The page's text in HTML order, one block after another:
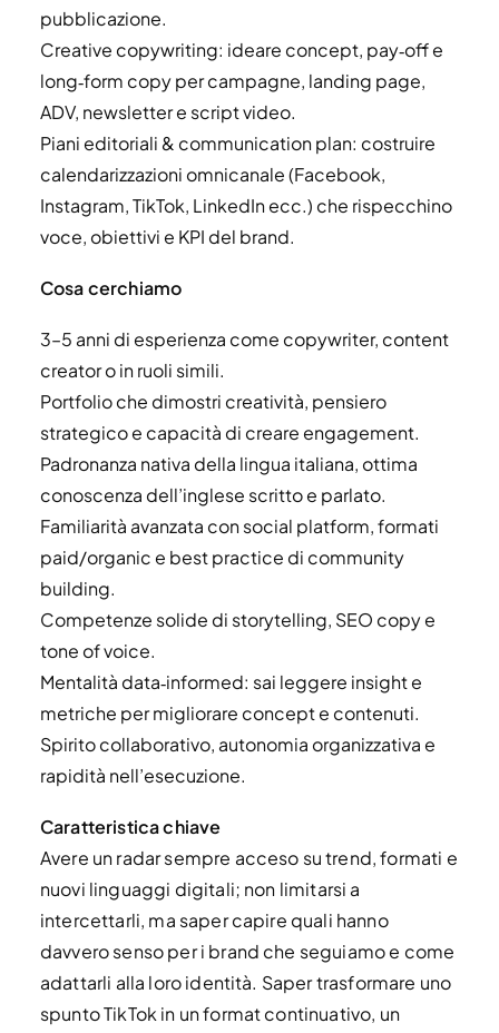
pubblicazione.
Creative copywriting: ideare concept, pay‑off e
long‑form copy per campagne, landing page,
ADV, newsletter e script video.
Piani editoriali & communication plan: costruire
calendarizzazioni omnicanale (Facebook,
Instagram, TikTok, LinkedIn ecc.) che rispecchino
voce, obiettivi e KPI del brand.
Cosa cerchiamo
3–5 anni di esperienza come copywriter, content
creator o in ruoli simili.
Portfolio che dimostri creatività, pensiero
strategico e capacità di creare engagement.
Padronanza nativa della lingua italiana, ottima
conoscenza dell’inglese scritto e parlato.
Familiarità avanzata con social platform, formati
paid/organic e best practice di community
building.
Competenze solide di storytelling, SEO copy e
tone of voice.
Mentalità data‑informed: sai leggere insight e
metriche per migliorare concept e contenuti.
Spirito collaborativo, autonomia organizzativa e
rapidità nell’esecuzione.
Caratteristica chiave
Avere un radar sempre acceso su trend, formati e
nuovi linguaggi digitali; non limitarsi a
intercettarli, ma saper capire quali hanno
davvero senso per i brand che seguiamo e come
adattarli alla loro identità. Saper trasformare uno
spunto TikTok in un format continuativo, un